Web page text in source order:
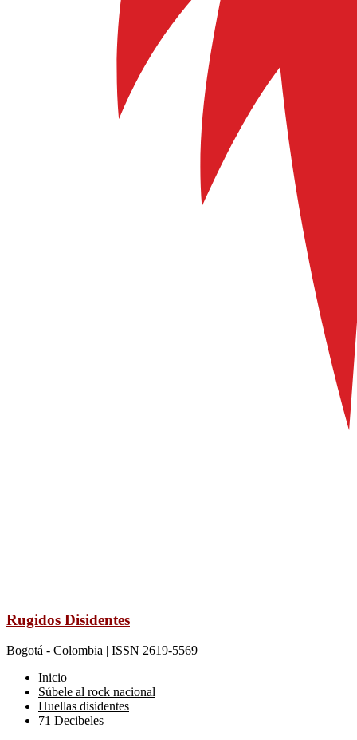
Rugidos Disidentes
Bogotá - Colombia | ISSN 2619-5569
Inicio
Súbele al rock nacional
Huellas disidentes
71 Decibeles